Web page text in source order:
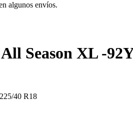
algunos envíos.
Season XL -
40 R18